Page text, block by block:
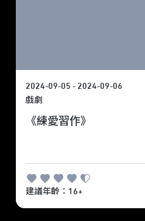
2024-09-05 - 2024-09-06
戲劇
《練愛習作》
建議年齡：16+